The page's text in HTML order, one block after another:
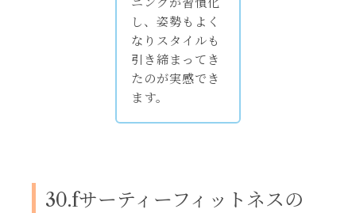
し、姿勢もよく
なりスタイルも
引き締まってき
たのが実感でき
ます。
30.fサーティーフィットネスの